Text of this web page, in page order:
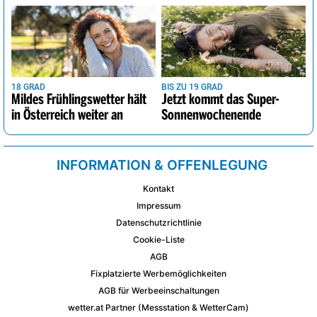
18 GRAD
Mildes Frühlingswetter hält
in Österreich weiter an
BIS ZU 19 GRAD
Jetzt kommt das Super-
Sonnenwochenende
INFORMATION & OFFENLEGUNG
Kontakt
Impressum
Datenschutzrichtlinie
Cookie-Liste
AGB
Fixplatzierte Werbemöglichkeiten
AGB für Werbeeinschaltungen
wetter.at Partner (Messstation & WetterCam)